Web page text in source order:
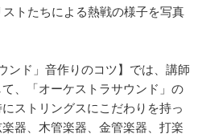
トたちによる熱戦の様子を写真
ンド」音作りのコツ】では、講師
、「オーケストラサウンド」の
ストリングスにこだわりを持っ
器、木管楽器、金管楽器、打楽